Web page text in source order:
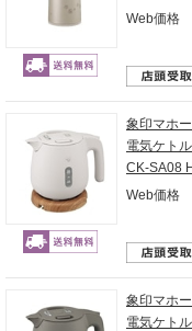
Web価格
象印マホ
電気ケト
CK-SA08
Web価格
象印マホ
電気ケト